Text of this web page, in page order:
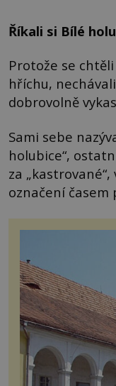
Říkali si Bílé
Protože se
hříchu,
dobrovolně
Sami sebe
holubice“,
za
označení časem